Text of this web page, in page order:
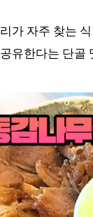
가 자주 찾는
유한다는 단골